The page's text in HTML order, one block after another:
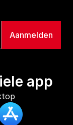
app